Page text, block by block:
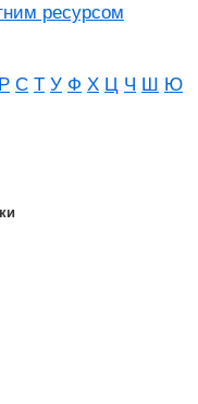
ресурсом
Р С Т У Ф Х Ц Ч Ш Ю